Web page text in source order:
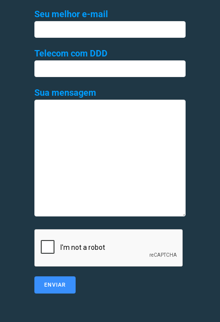
Seu melhor e-mail
Telecom com DDD
Sua mensagem